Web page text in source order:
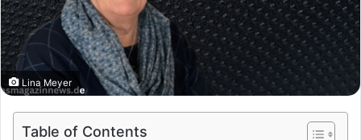
Lina Meyer
Table of Contents